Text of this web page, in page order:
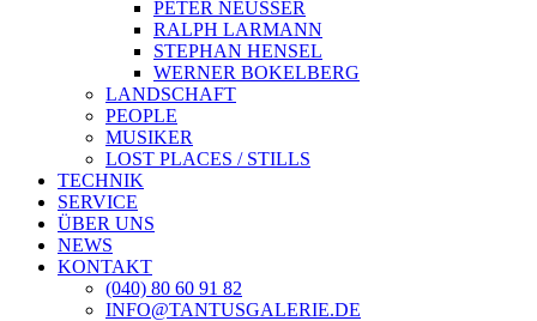
PETER NEUSSER
RALPH LARMANN
STEPHAN HENSEL
WERNER BOKELBERG
LANDSCHAFT
PEOPLE
MUSIKER
LOST PLACES / STILLS
TECHNIK
SERVICE
ÜBER UNS
NEWS
KONTAKT
(040) 80 60 91 82
INFO@TANTUSGALERIE.DE